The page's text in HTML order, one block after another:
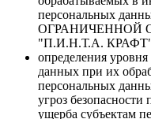
персональных
ОГРАНИЧЕННОЙ
"П.И.Н.Т.А.
определения
данных при их
персональных
угроз
ущерба субъектам